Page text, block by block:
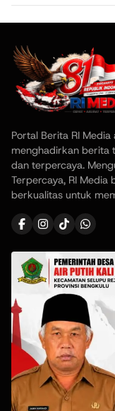
Portal Berita RI
menghadirkan berita
dan terpercaya.
Terpercaya, RI
berkualitas untuk